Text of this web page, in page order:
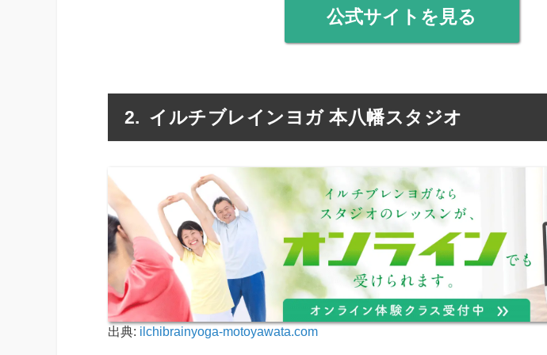
公式サイトを見る
イルチブレインヨガ 本八幡スタジオ
出典: ilchibrainyoga-motoyawata.com